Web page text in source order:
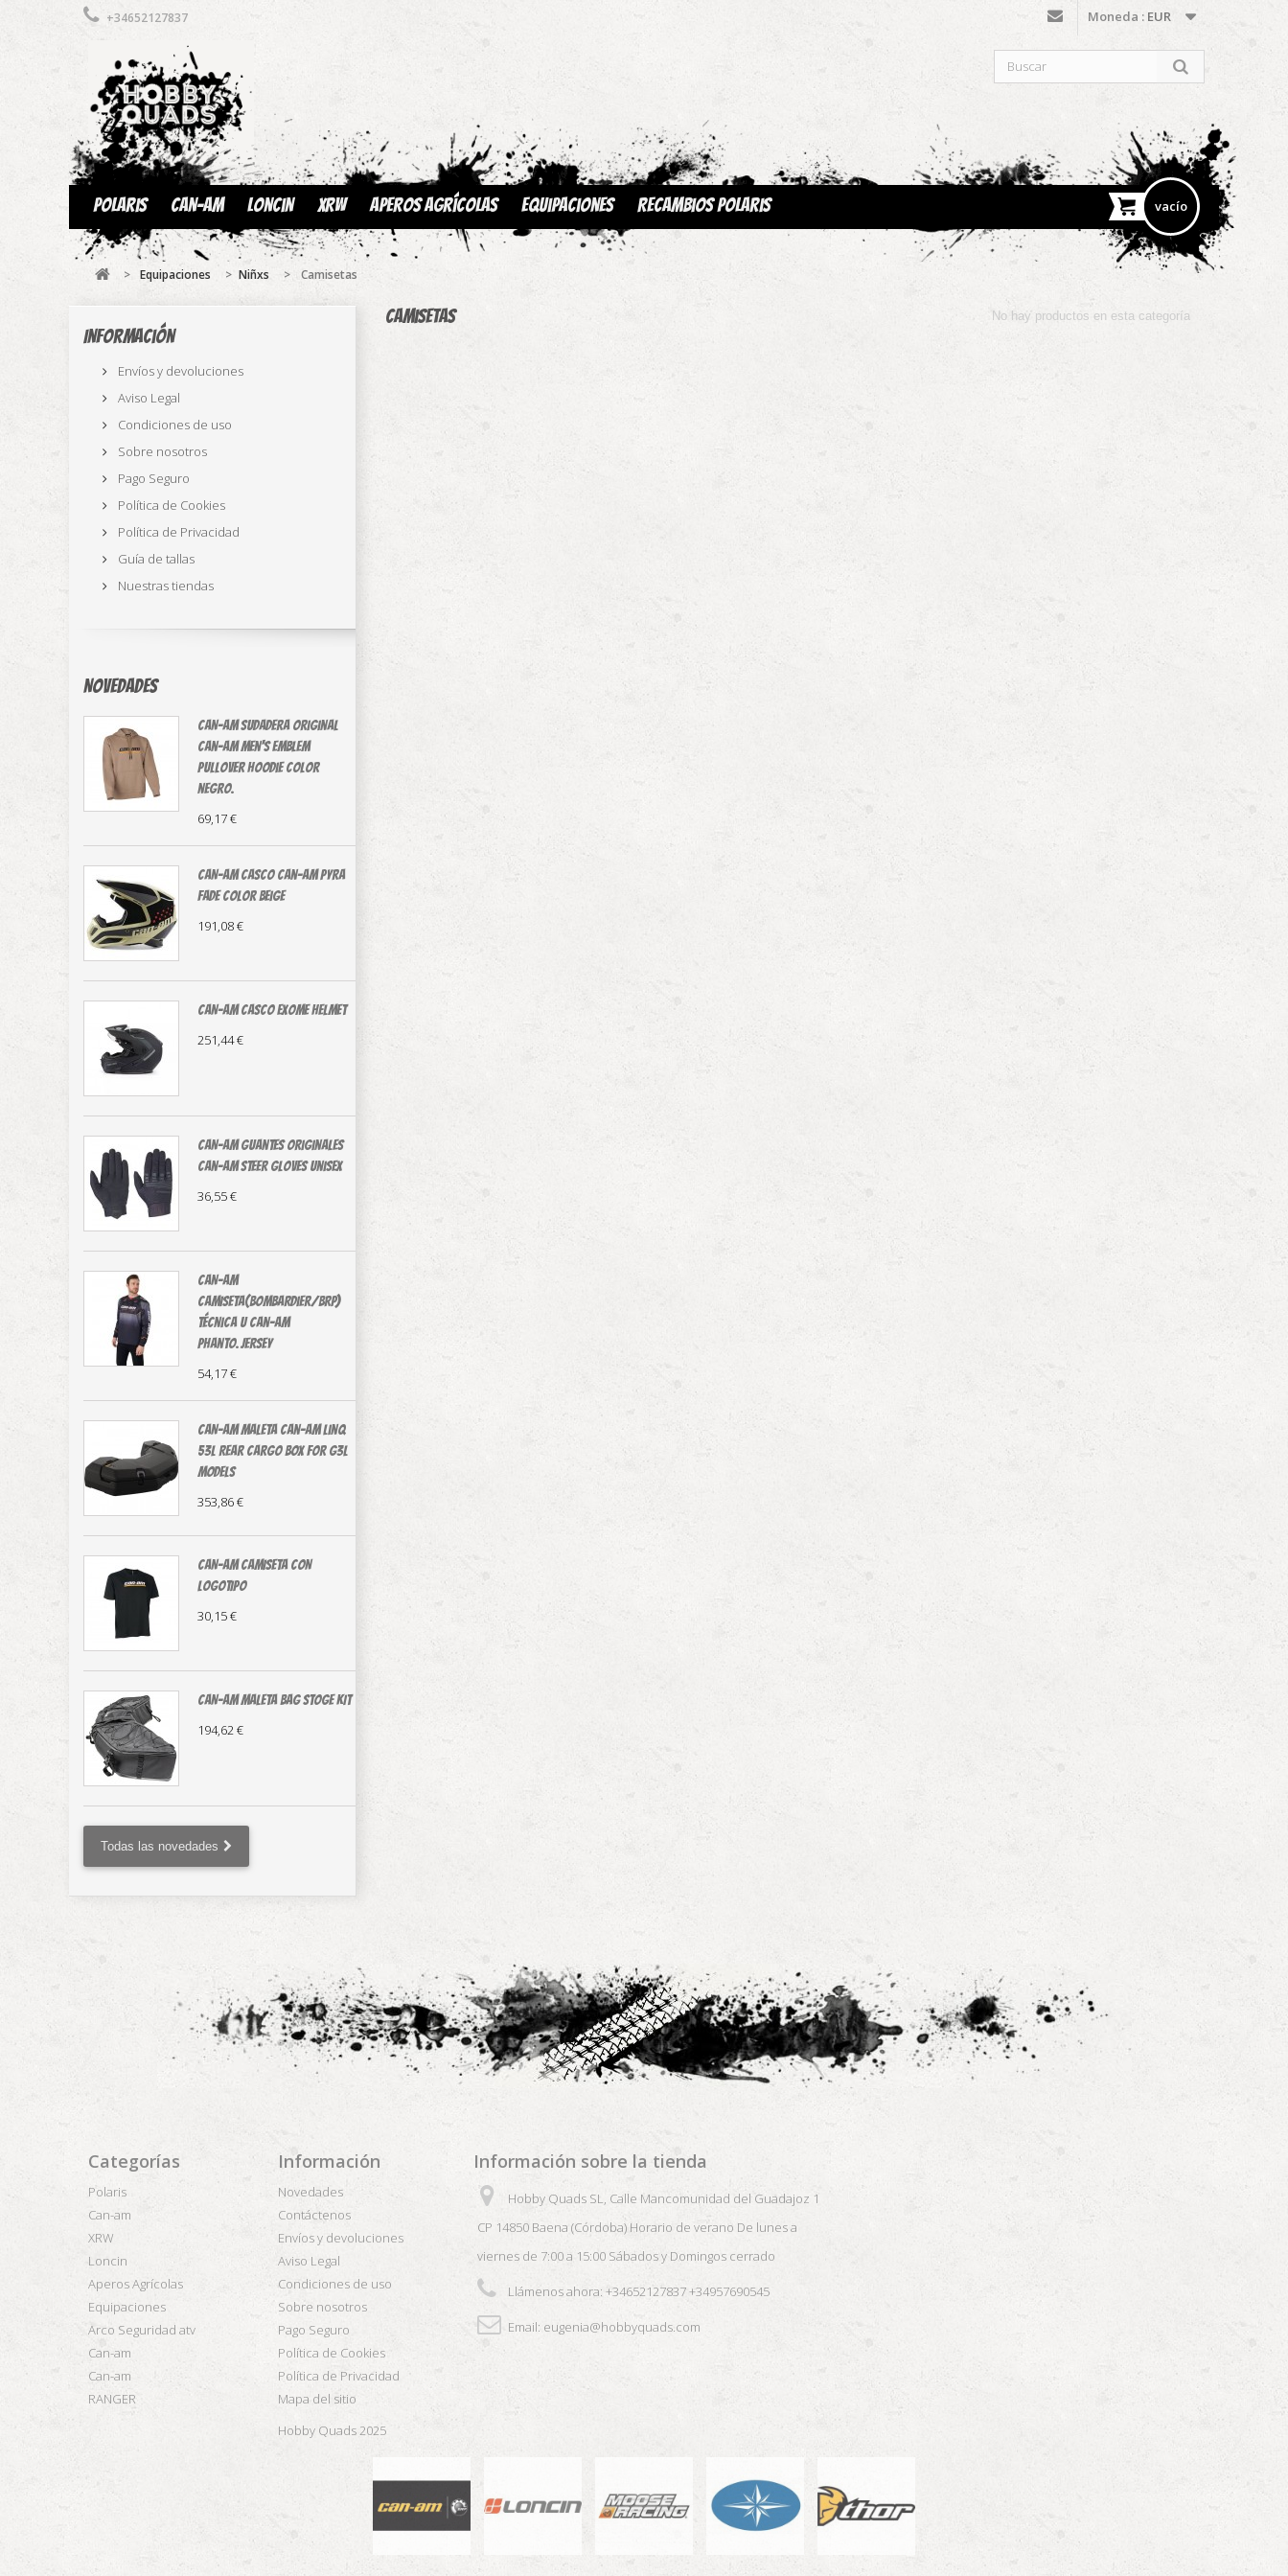
Moneda : EUR
+34652127837
vacío
Polaris Can-am Loncin XRW Aperos Agrícolas Equipaciones Recambios Polaris
> Equipaciones > Niñxs > Camisetas
Información
Envíos y devoluciones
Aviso Legal
Condiciones de uso
Sobre nosotros
Pago Seguro
Política de Cookies
Política de Privacidad
Guía de tallas
Nuestras tiendas
Novedades
CAN-AM sudadera original
⁠Can-Am Men's Emblem
Pullover Hoodie color
negro.
69,17 €
CAN-AM casco Can-Am Pyra
Fade color beige
191,08 €
CAN-AM CASCO EXOME HELMET
251,44 €
CAN-AM guantes originales
Can-Am Steer Gloves Unisex
36,55 €
CAN-AM
CAMISETA(Bombardier/BRP)
técnica U Can-Am
Phanto.Jersey
54,17 €
CAN-AM MALETA Can-Am LinQ
53L Rear Cargo Box For G3L
Models
353,86 €
CAN-AM CAMISETA CON
LOGOTIPO
30,15 €
CAN-AM MALETA BAG STOGE KIT
194,62 €
Todas las novedades
Camisetas No hay productos en esta categoría
Categorías
Polaris
Can-am
XRW
Loncin
Aperos Agrícolas
Equipaciones
Arco Seguridad atv
Can-am
Can-am
RANGER
Información
Novedades
Contáctenos
Envíos y devoluciones
Aviso Legal
Condiciones de uso
Sobre nosotros
Pago Seguro
Política de Cookies
Política de Privacidad
Mapa del sitio
Hobby Quads 2025
Información sobre la tienda
Hobby Quads SL, Calle Mancomunidad del Guadajoz 1
CP 14850 Baena (Córdoba) Horario de verano De lunes a
viernes de 7:00 a 15:00 Sábados y Domingos cerrado
Llámenos ahora: +34652127837 +34957690545
Email: eugenia@hobbyquads.com